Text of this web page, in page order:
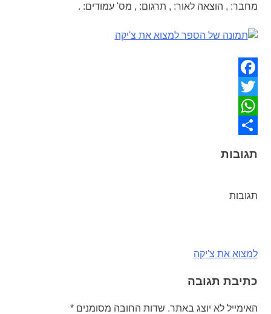
מחבר: , הוצאה לאור: , תרגום: , מס' עמודים: .
Facebook
Twitter
WhatsApp
תגובות
תגובות
ניווט
למצוא את צ'יקה
כתיבת תגובה
האימייל לא יוצג באתר. שדות החובה מסומנים*